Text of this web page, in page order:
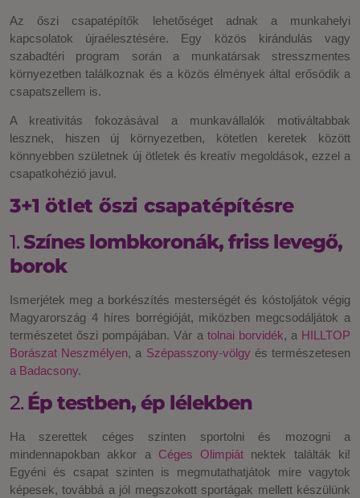
Az őszi csapatépítők lehetőséget adnak a munkahelyi
kapcsolatok újraélesztésére. Egy közös kirándulás vagy
szabadtéri program során a munkatársak stresszmentes
környezetben találkoznak és a közös élmények által erősödik a
csapatszellem is.
A kreativitás fokozásával a munkavállalók motiváltabbak
lesznek, hiszen új környezetben, kötetlen keretek között
könnyebben születnek új ötletek és kreatív megoldások, ezzel a
csapatkohézió javul.
3+1 ötlet őszi csapatépítésre
1.Színes lombkoronák, friss levegő,
borok
Ismerjétek meg a borkészítés mesterségét és kóstoljátok végig
Magyarország 4 híres borrégióját, miközben megcsodáljátok a
természetet őszi pompájában. Vár a tolnai borvidék, a HILLTOP
Borászat Neszmélyen, a Szépasszony-völgyés természetesen
a Badacsony.
2.Ép testben, ép lélekben
Ha szerettek céges szinten sportolni és mozogni a
mindennapokban akkor a Céges Olimpiát nektek találták ki!
Egyéni és csapat szinten is megmutathatjátok mire vagytok
képesek, továbbá a jól megszokott sportágak mellett készülünk